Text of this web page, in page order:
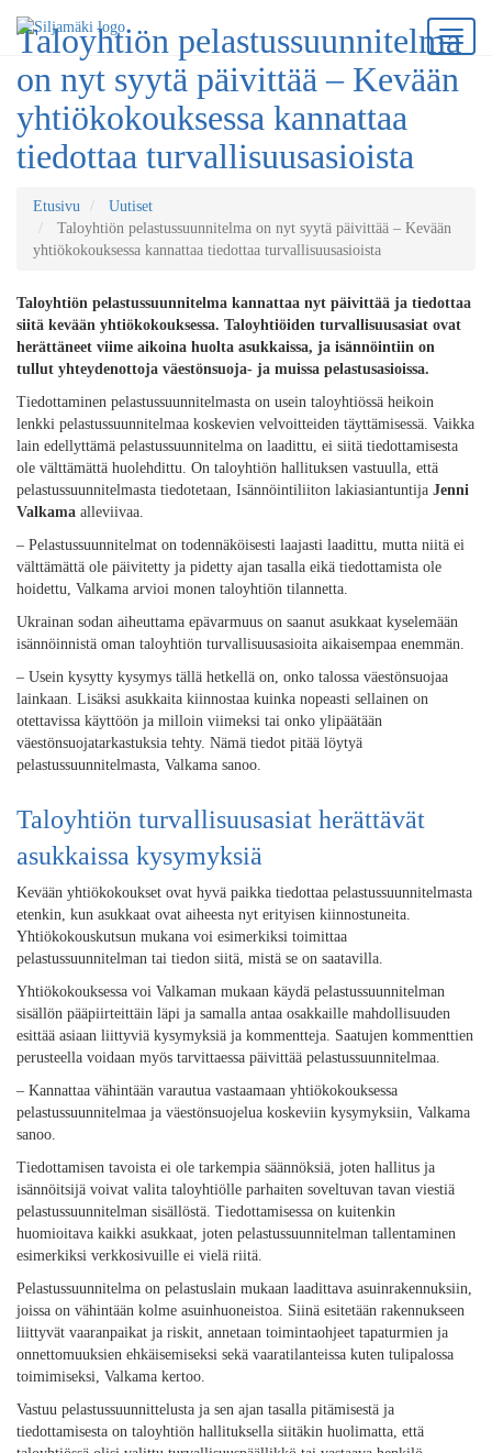
Taloyhtiön pelastussuunnitelma
on nyt syytä päivittää – Kevään
yhtiökokouksessa kannattaa
tiedottaa turvallisuusasioista
Etusivu
Uutiset
Taloyhtiön pelastussuunnitelma on nyt syytä päivittää – Kevään
yhtiökokouksessa kannattaa tiedottaa turvallisuusasioista
Taloyhtiön pelastussuunnitelma kannattaa nyt päivittää ja tiedottaa
siitä kevään yhtiökokouksessa. Taloyhtiöiden turvallisuusasiat ovat
herättäneet viime aikoina huolta asukkaissa, ja isännöintiin on
tullut yhteydenottoja väestönsuoja- ja muissa pelastusasioissa.
Tiedottaminen pelastussuunnitelmasta on usein taloyhtiössä heikoin
lenkki pelastussuunnitelmaa koskevien velvoitteiden täyttämisessä. Vaikka
lain edellyttämä pelastussuunnitelma on laadittu, ei siitä tiedottamisesta
ole välttämättä huolehdittu. On taloyhtiön hallituksen vastuulla, että
pelastussuunnitelmasta tiedotetaan, Isännöintiliiton lakiasiantuntija Jenni
Valkama alleviivaa.
– Pelastussuunnitelmat on todennäköisesti laajasti laadittu, mutta niitä ei
välttämättä ole päivitetty ja pidetty ajan tasalla eikä tiedottamista ole
hoidettu, Valkama arvioi monen taloyhtiön tilannetta.
Ukrainan sodan aiheuttama epävarmuus on saanut asukkaat kyselemään
isännöinnistä oman taloyhtiön turvallisuusasioita aikaisempaa enemmän.
– Usein kysytty kysymys tällä hetkellä on, onko talossa väestönsuojaa
lainkaan. Lisäksi asukkaita kiinnostaa kuinka nopeasti sellainen on
otettavissa käyttöön ja milloin viimeksi tai onko ylipäätään
väestönsuojatarkastuksia tehty. Nämä tiedot pitää löytyä
pelastussuunnitelmasta, Valkama sanoo.
Taloyhtiön turvallisuusasiat herättävät
asukkaissa kysymyksiä
Kevään yhtiökokoukset ovat hyvä paikka tiedottaa pelastussuunnitelmasta
etenkin, kun asukkaat ovat aiheesta nyt erityisen kiinnostuneita.
Yhtiökokouskutsun mukana voi esimerkiksi toimittaa
pelastussuunnitelman tai tiedon siitä, mistä se on saatavilla.
Yhtiökokouksessa voi Valkaman mukaan käydä pelastussuunnitelman
sisällön pääpiirteittäin läpi ja samalla antaa osakkaille mahdollisuuden
esittää asiaan liittyviä kysymyksiä ja kommentteja. Saatujen kommenttien
perusteella voidaan myös tarvittaessa päivittää pelastussuunnitelmaa.
– Kannattaa vähintään varautua vastaamaan yhtiökokouksessa
pelastussuunnitelmaa ja väestönsuojelua koskeviin kysymyksiin, Valkama
sanoo.
Tiedottamisen tavoista ei ole tarkempia säännöksiä, joten hallitus ja
isännöitsijä voivat valita taloyhtiölle parhaiten soveltuvan tavan viestiä
pelastussuunnitelman sisällöstä. Tiedottamisessa on kuitenkin
huomioitava kaikki asukkaat, joten pelastussuunnitelman tallentaminen
esimerkiksi verkkosivuille ei vielä riitä.
Pelastussuunnitelma on pelastuslain mukaan laadittava asuinrakennuksiin,
joissa on vähintään kolme asuinhuoneistoa. Siinä esitetään rakennukseen
liittyvät vaaranpaikat ja riskit, annetaan toimintaohjeet tapaturmien ja
onnettomuuksien ehkäisemiseksi sekä vaaratilanteissa kuten tulipalossa
toimimiseksi, Valkama kertoo.
Vastuu pelastussuunnittelusta ja sen ajan tasalla pitämisestä ja
tiedottamisesta on taloyhtiön hallituksella siitäkin huolimatta, että